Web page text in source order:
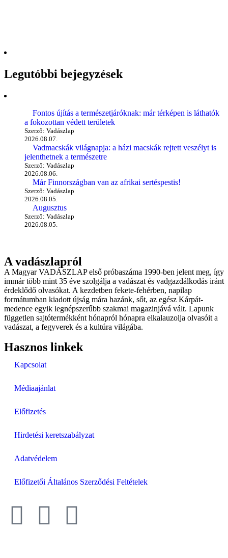
Legutóbbi bejegyzések
Fontos újítás a természetjáróknak: már térképen is láthatók
a fokozottan védett területek
Szerző: Vadászlap
2026.08.07.
Vadmacskák világnapja: a házi macskák rejtett veszélyt is
jelenthetnek a természetre
Szerző: Vadászlap
2026.08.06.
Már Finnországban van az afrikai sertéspestis!
Szerző: Vadászlap
2026.08.05.
Augusztus
Szerző: Vadászlap
2026.08.05.
A vadászlapról
A Magyar VADÁSZLAP első próbaszáma 1990-ben jelent meg, így
immár több mint 35 éve szolgálja a vadászat és vadgazdálkodás iránt
érdeklődő olvasókat. A kezdetben fekete-fehérben, napilap
formátumban kiadott újság mára hazánk, sőt, az egész Kárpát-
medence egyik legnépszerűbb szakmai magazinjává vált. Lapunk
független sajtótermékként hónapról hónapra elkalauzolja olvasóit a
vadászat, a fegyverek és a kultúra világába.
Hasznos linkek
Kapcsolat
Médiaajánlat
Előfizetés
Hirdetési keretszabályzat
Adatvédelem
Előfizetői Általános Szerződési Feltételek